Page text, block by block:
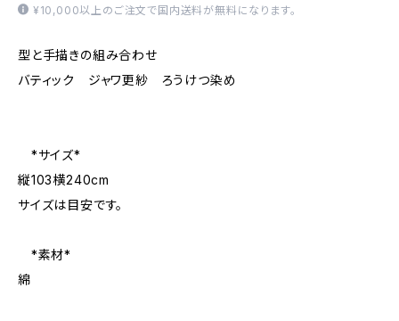
¥10,000以上のご注文で国内送料が無料になります。
型と手描きの組み合わせ
バティック ジャワ更紗 ろうけつ染め
*サイズ*
縦103横240cm
サイズは目安です。
*素材*
綿